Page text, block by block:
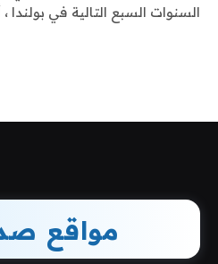
السنوات السبع التالية في بولندا ،
مواقع